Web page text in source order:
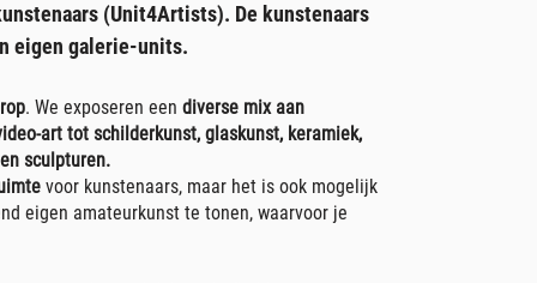
(Unit4Artists). De kunstenaars
eigen galerie-units.
. We exposeren eendiverse mix aan
art tot schilderkunst, glaskunst, keramiek,
sculpturen.
voor kunstenaars, maar het is ook mogelijk
eigen amateurkunst te tonen, waarvoor je